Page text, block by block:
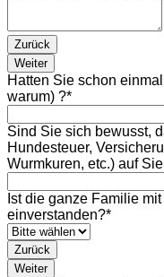
Zurück
Weiter
Hatten Sie schon
warum) ?*
Sind Sie sich bewusst,
Hundesteuer,
Wurmkuren, etc.) auf
Ist die ganze Familie
einverstanden?*
Zurück
Weiter